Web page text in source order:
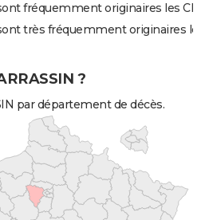
fréquemment originaires les
très fréquemment originaires
?
par département de décès.